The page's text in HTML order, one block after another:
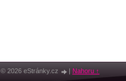
© 2026 eStránky.cz | Nahoru ↑